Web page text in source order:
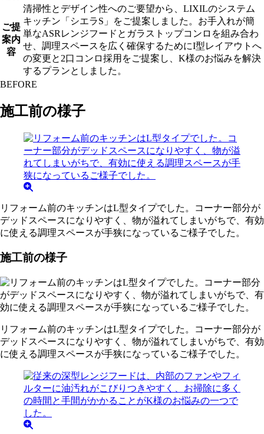
ご提
案内
容
清掃性とデザイン性へのご要望から、LIXILのシステム
キッチン「シエラS」をご提案しました。お手入れが簡
単なASRレンジフードとガラストップコンロを組み合わ
せ、調理スペースを広く確保するためにI型レイアウトへ
の変更と2口コンロ採用をご提案し、K様のお悩みを解決
するプランとしました。
BEFORE
施工前の様子
リフォーム前のキッチンはL型タイプでした。コーナー部分が
デッドスペースになりやすく、物が溢れてしまいがちで、有効
に使える調理スペースが手狭になっているご様子でした。
施工前の様子
リフォーム前のキッチンはL型タイプでした。コーナー部分が
デッドスペースになりやすく、物が溢れてしまいがちで、有効
に使える調理スペースが手狭になっているご様子でした。